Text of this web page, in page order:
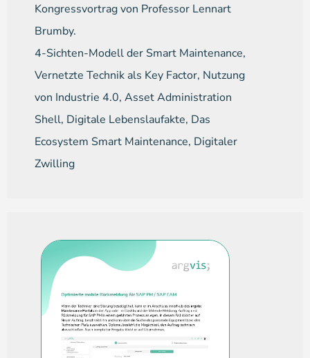
Kongressvortrag von Professor Lennart
Brumby.
4-Sichten-Modell der Smart Maintenance,
Vernetzte Technik als Key Factor, Nutzung
von Industrie 4.0, Asset Administration
Shell, Digitale Lebenslaufakte, Das
Ecosystem Smart Maintenance, Digitaler
Zwilling